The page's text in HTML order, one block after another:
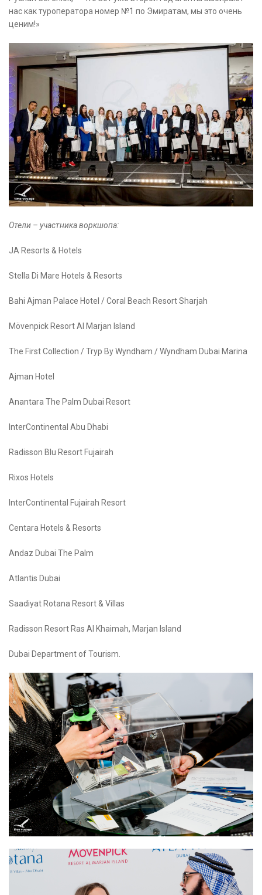
нас как туроператора номер №1 по Эмиратам, мы это очень
ценим!»
Отели – участника воркшопа:
JA Resorts & Hotels
Stella Di Mare Hotels & Resorts
Bahi Ajman Palace Hotel / Coral Beach Resort Sharjah
Mövenpick Resort Al Marjan Island
The First Collection / Tryp By Wyndham / Wyndham Dubai Marina
Ajman Hotel
Anantara The Palm Dubai Resort
InterContinental Abu Dhabi
Radisson Blu Resort Fujairah
Rixos Hotels
InterContinental Fujairah Resort
Centara Hotels & Resorts
Andaz Dubai The Palm
Atlantis Dubai
Saadiyat Rotana Resort & Villas
Radisson Resort Ras Al Khaimah, Marjan Island
Dubai Department of Tourism.